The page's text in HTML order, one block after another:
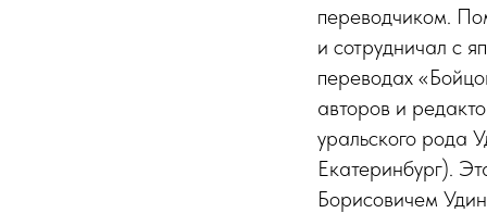
переводчиком.
и сотрудничал с
переводах
авторов и
уральского рода
Екатеринбург).
Борисовичем